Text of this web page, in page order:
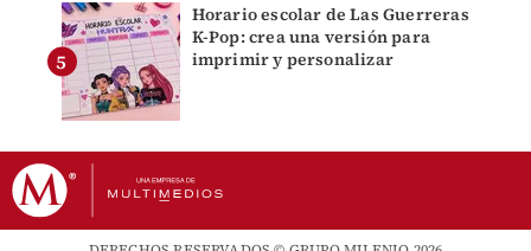
Horario escolar de Las Guerreras
K-Pop: crea una versión para
imprimir y personalizar